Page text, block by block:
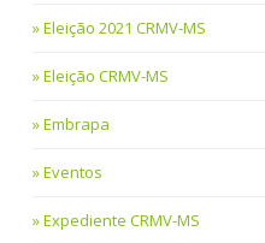
Eleição 2021 CRMV-MS
Eleição CRMV-MS
Embrapa
Eventos
Expediente CRMV-MS